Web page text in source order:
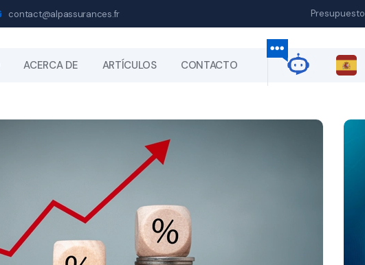
contact@alpassurances.fr Presupuesto
ACERCA DE ARTÍCULOS CONTACTO